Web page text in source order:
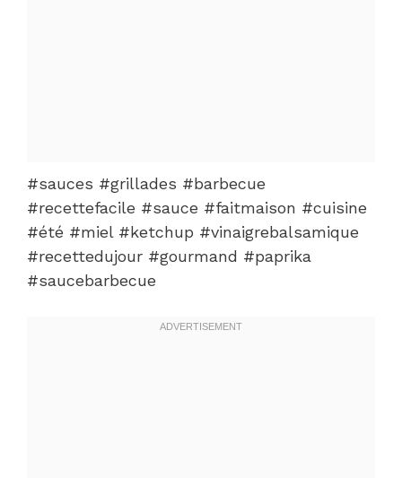
#sauces #grillades #barbecue
#recettefacile #sauce #faitmaison #cuisine
#été #miel #ketchup #vinaigrebalsamique
#recettedujour #gourmand #paprika
#saucebarbecue